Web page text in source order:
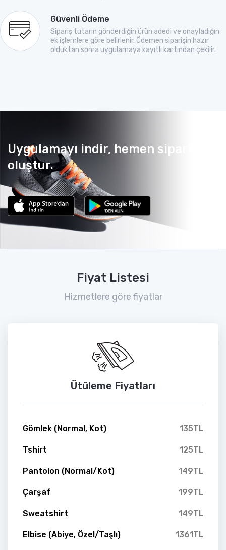
Güvenli Ödeme
Sipariş tutarın gönderdiğin ürün adedi ve onayladığın
ek işlemlere göre belirlenir. Ödemen siparişin hazır
olduktan sonra uygulamaya kayıtlı kartından çekilir.
Uygulamayı indir, hemen sipariş
oluştur.
Fiyat Listesi
Hizmetlere göre fiyatlar
Ütüleme Fiyatları
Gömlek (Normal, Kot) 135TL
Tshirt 125TL
Pantolon (Normal/Kot) 149TL
Çarşaf 199TL
Sweatshirt 149TL
Elbise (Abiye, Özel/Taşlı) 1361TL